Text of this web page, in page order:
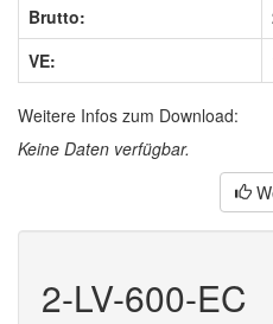
Brutto:
VE:
Weitere Infos zum Download:
Keine Daten verfügbar.
2-LV-600-EC